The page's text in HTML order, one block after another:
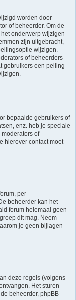
worden door
of beheerder. Om de
onderwerp wijzigen
zijn uitgebracht,
wijzigen.
of beheerders
gebruikers een peiling
bepaalde gebruikers of
enz. heb je speciale
of
hierover contact moet
per
beheerder kan het
forum helemaal geen
dit mag. Neem
je geen bijlagen
deze regels (volgens
Het sturen
beheerder, phpBB